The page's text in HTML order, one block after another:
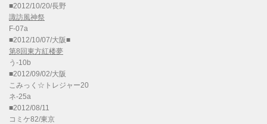
■2012/10/20/長野
諏訪風神祭
F-07a
■2012/10/07/大阪■
第8回東方紅楼夢
う-10b
■2012/09/02/大阪
こみっく☆トレジャー20
ネ-25a
■2012/08/11
コミケ82/東京